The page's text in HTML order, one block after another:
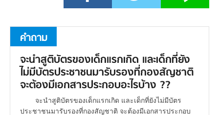
คำถาม
จะนำสูติบัตรของเด็กแรกเกิด และเด็กที่ยัง
ไม่มีบัตรประชาชนมารับรองที่กองสัญชาติ
จะต้องมีเอกสารประกอบอะไรบ้าง ??
จะนำสูติบัตรของเด็กแรกเกิด และเด็กที่ยังไม่มีบัตร
ประชาชนมารับรองที่กองสัญชาติ จะต้องมีเอกสารประกอบ